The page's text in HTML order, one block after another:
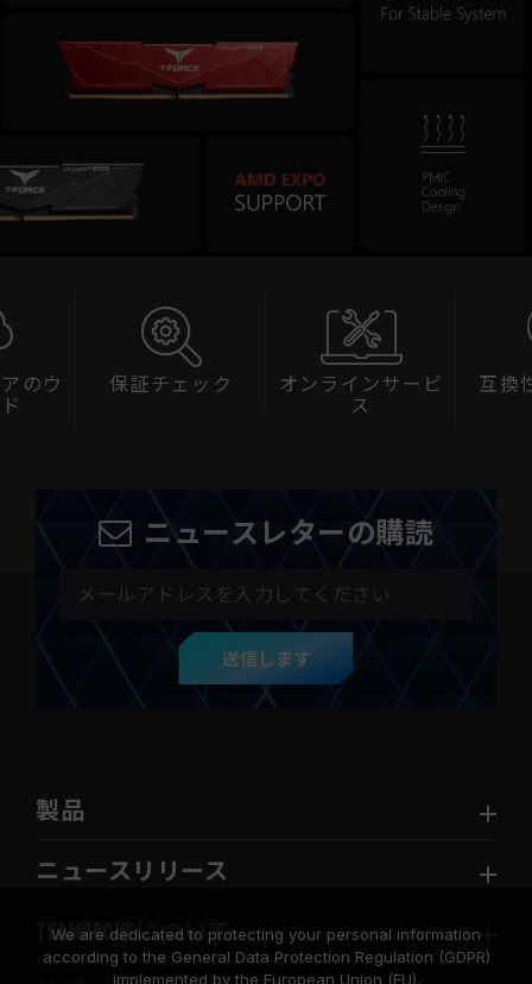
ク
オンラインサービ
互換性チェック スペ
ニュースレターの購読
送信します
製品
ニュースリリース
TEAMGROUPについて
We are dedicated to protecting your personal information
according to the General Data Protection Regulation (GDPR)
implemented by the European Union (EU).